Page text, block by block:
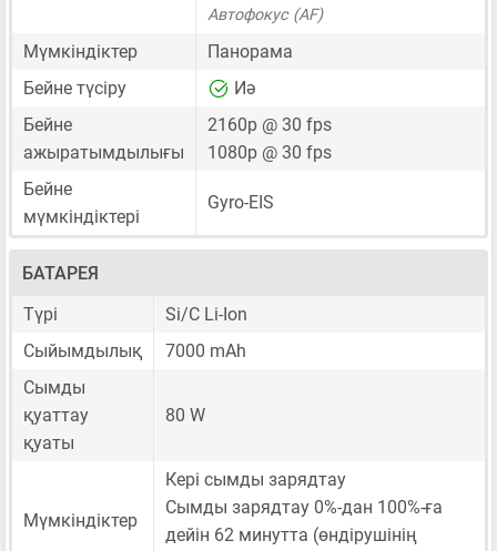
Автофокус (AF)
Мүмкіндіктер
Панорама
Бейне түсіру
Иә
Бейне
ажыратымдылығы
2160p @ 30 fps
1080p @ 30 fps
Бейне
мүмкіндіктері
Gyro-EIS
БАТАРЕЯ
Түрі
Si/C Li-Ion
Сыйымдылық
7000 mAh
Сымды
қуаттау
қуаты
80 W
Мүмкіндіктер
Кері сымды зарядтау
Сымды зарядтау 0%-дан 100%-ға
дейін 62 минутта (өндірушінің